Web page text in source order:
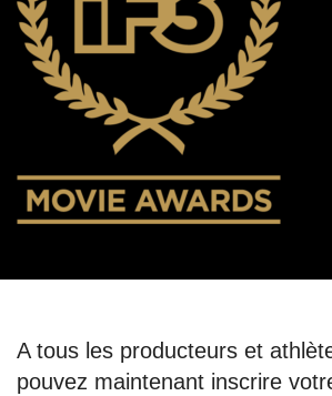
A tous les producteurs et
pouvez maintenant inscrire